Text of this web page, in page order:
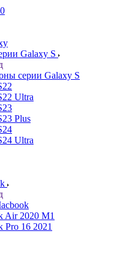
Galaxy S
серии Galaxy S
Ultra
Plus
Ultra
Air 2020 M1
Pro 16 2021